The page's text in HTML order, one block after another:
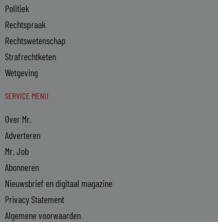
Politiek
Rechtspraak
Rechtswetenschap
Strafrechtketen
Wetgeving
SERVICE MENU
Over Mr.
Adverteren
Mr. Job
Abonneren
Nieuwsbrief en digitaal magazine
Privacy Statement
Algemene voorwaarden